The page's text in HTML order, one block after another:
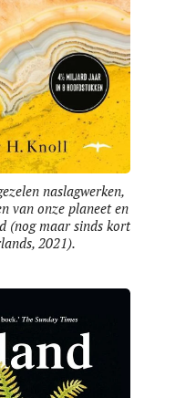
naslagwerken,
van onze planeet en
(nog maar sinds kort
2021).